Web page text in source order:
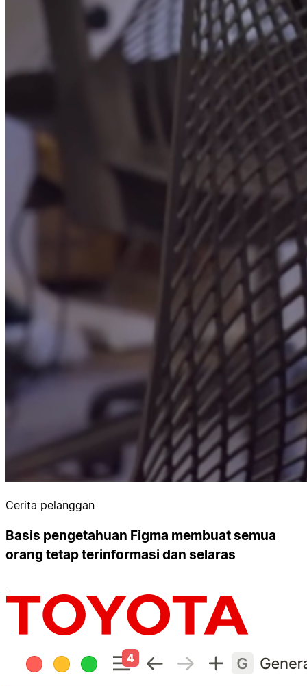
Cerita pelanggan
Basis pengetahuan Figma membuat semua
orang tetap terinformasi dan selaras